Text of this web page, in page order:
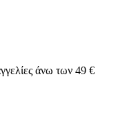
άνω των 49 €